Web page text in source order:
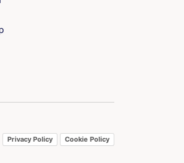
Privacy Policy Cookie Policy